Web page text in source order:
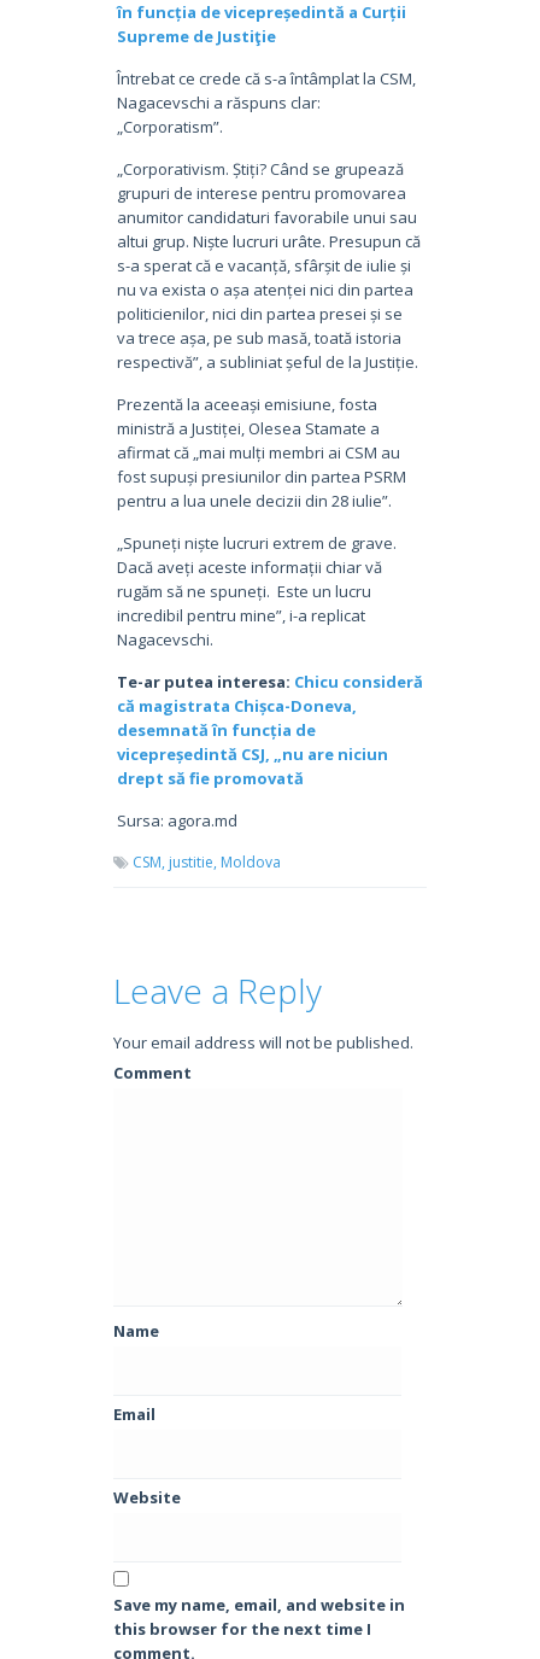
în funcția de vicepreședintă a Curții
Supreme de Justiţie
Întrebat ce crede că s-a întâmplat la CSM,
Nagacevschi a răspuns clar:
„Corporatism”.
„Corporativism. Știți? Când se grupează
grupuri de interese pentru promovarea
anumitor candidaturi favorabile unui sau
altui grup. Niște lucruri urâte. Presupun că
s-a sperat că e vacanță, sfârșit de iulie și
nu va exista o așa atenței nici din partea
politicienilor, nici din partea presei și se
va trece așa, pe sub masă, toată istoria
respectivă”, a subliniat șeful de la Justiție.
Prezentă la aceeași emisiune, fosta
ministră a Justiței, Olesea Stamate a
afirmat că „mai mulți membri ai CSM au
fost supuși presiunilor din partea PSRM
pentru a lua unele decizii din 28 iulie”.
„Spuneți niște lucruri extrem de grave.
Dacă aveți aceste informații chiar vă
rugăm să ne spuneți. Este un lucru
incredibil pentru mine”, i-a replicat
Nagacevschi.
Te-ar putea interesa: Chicu consideră
că magistrata Chișca-Doneva,
desemnată în funcția de
vicepreședintă CSJ, „nu are niciun
drept să fie promovată
Sursa: agora.md
CSM, justitie, Moldova
Leave a Reply
Your email address will not be published.
Comment
Name
Email
Website
Save my name, email, and website in
this browser for the next time I
comment.